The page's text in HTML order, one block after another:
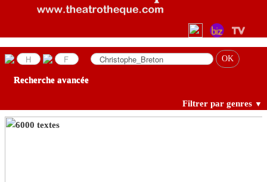
LES ANNONCES
Recherche avancée
Filtrer par genres ▼